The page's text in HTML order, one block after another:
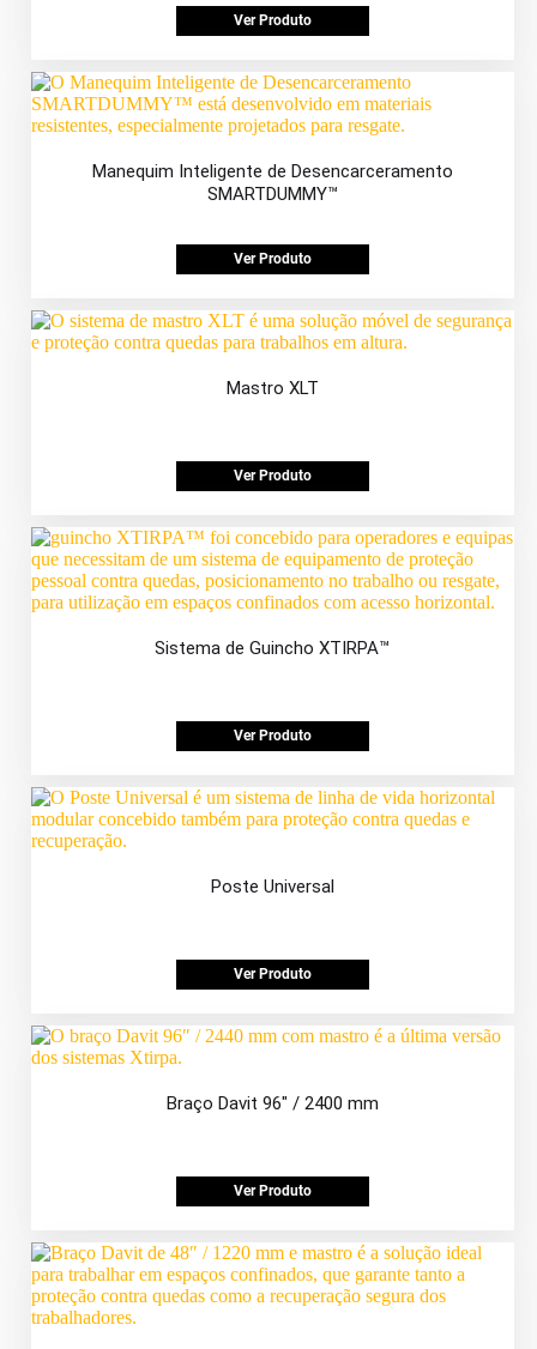
Ver Produto
Manequim Inteligente de Desencarceramento
SMARTDUMMY™
Ver Produto
Mastro XLT
Ver Produto
Sistema de Guincho XTIRPA™
Ver Produto
Poste Universal
Ver Produto
Braço Davit 96″ / 2400 mm
Ver Produto